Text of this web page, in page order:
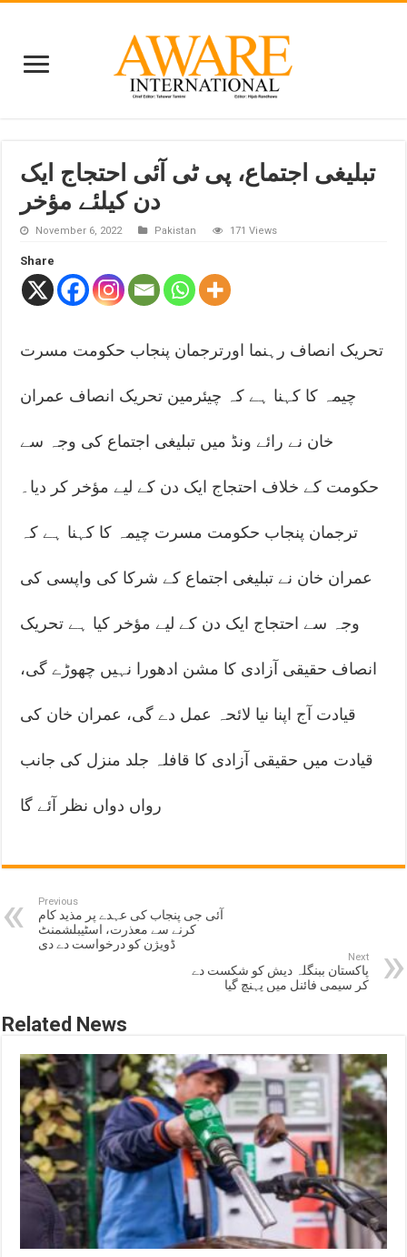
تبلیغی اجتماع، پی ٹی آئی احتجاج ایک
دن کیلئے مؤخر
November 6, 2022 Pakistan 171 Views
Share
تحریک انصاف رہنما اورترجمان پنجاب حکومت مسرت
چیمہ کا کہنا ہے کہ چیئرمین تحریک انصاف عمران
خان نے رائے ونڈ میں تبلیغی اجتماع کی وجہ سے
حکومت کے خلاف احتجاج ایک دن کے لیے مؤخر کر دیا۔
ترجمان پنجاب حکومت مسرت چیمہ کا کہنا ہے کہ
عمران خان نے تبلیغی اجتماع کے شرکا کی واپسی کی
وجہ سے احتجاج ایک دن کے لیے مؤخر کیا ہے تحریک
انصاف حقیقی آزادی کا مشن ادھورا نہیں چھوڑے گی،
قیادت آج اپنا نیا لائحہ عمل دے گی، عمران خان کی
قیادت میں حقیقی آزادی کا قافلہ جلد منزل کی جانب
رواں دواں نظر آئے گا
Previous
آئی جی پنجاب کی عہدے پر مذید کام
کرنے سے معذرت، اسٹیبلشمنٹ
ڈویژن کو درخواست دے دی
Next
پاکستان ببنگلہ دیش کو شکست دے
کر سیمی فائنل میں پہنچ گیا
Related News